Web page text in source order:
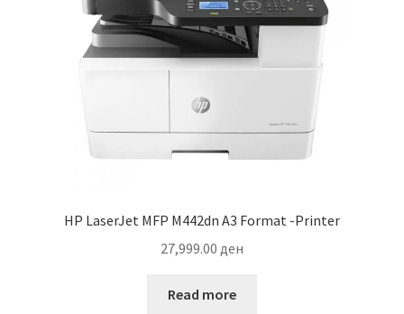
HP LaserJet MFP M442dn A3 Format -Printer
27,999.00 ден
Read more